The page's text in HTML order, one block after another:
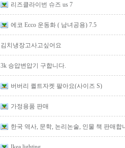
리즈클라이번 슈즈 us 7
에코 Ecco 운동화 ( 남녀공용) 7.5
김치냉장고사고싶어요
3k 승압변압기 구합니다.
버버리 퀼트자켓 팔아요(사이즈 S)
가정용품 판매
한국 역사, 문학, 논리논술, 인물 책 판매합